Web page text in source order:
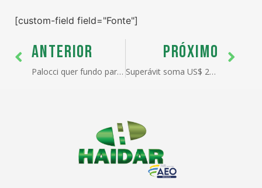
[custom-field field="Fonte"]
ANTERIOR
Palocci quer fundo para ressarcimento do ICMS
PRÓXIMO
Superávit soma US$ 28,7 bilhões até setembro